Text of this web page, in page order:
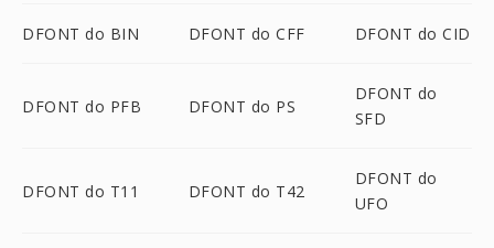
DFONT do BIN DFONT do CFF DFONT do CID
DFONT do PFB DFONT do PS
DFONT do
SFD
DFONT do T11 DFONT do T42
DFONT do
UFO